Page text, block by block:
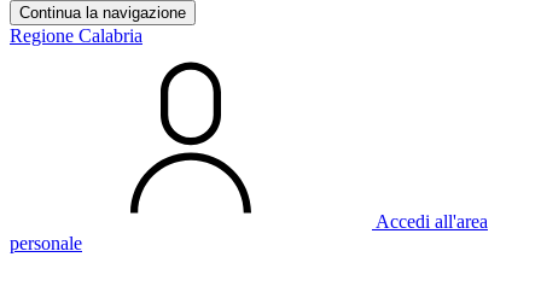
Continua la navigazione
Regione Calabria
Accedi all'area
personale